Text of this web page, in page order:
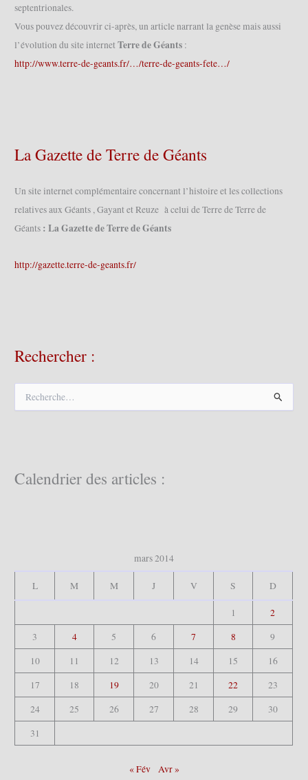
septentrionales.
Vous pouvez découvrir ci-après, un article narrant la genèse mais aussi
l’évolution du site internet Terre de Géants :
http://www.terre-de-geants.fr/…/terre-de-geants-fete…/
La Gazette de Terre de Géants
Un site internet complémentaire concernant l’histoire et les collections
relatives aux Géants , Gayant et Reuze à celui de Terre de Terre de
Géants : La Gazette de Terre de Géants
http://gazette.terre-de-geants.fr/
Rechercher :
c
h
Calendrier des articles :
mars 2014
L M M J V S D
1
2
3
4 5 6 7 8
9
10
11 12 13 14 15
16
17
18 19 20 21 22
23
24
25 26 27 28 29
30
31
« Fév Avr »